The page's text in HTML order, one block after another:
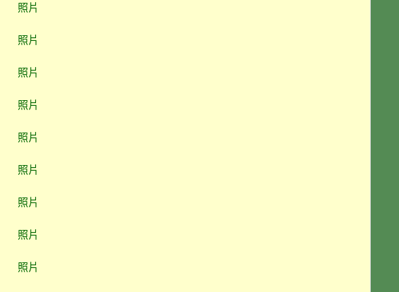
照片
照片
照片
照片
照片
照片
照片
照片
照片